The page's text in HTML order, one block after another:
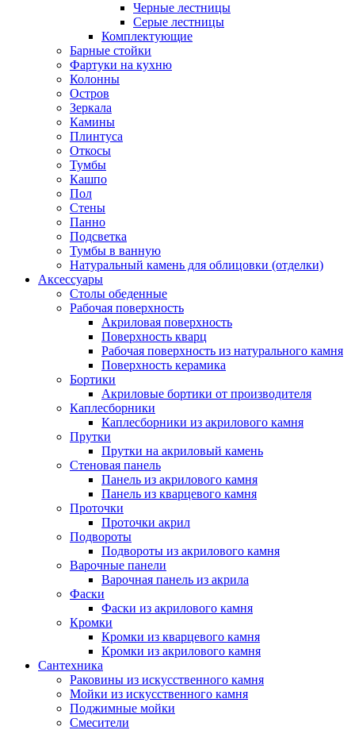
Черные лестницы
Серые лестницы
Комплектующие
Барные стойки
Фартуки на кухню
Колонны
Остров
Зеркала
Камины
Плинтуса
Откосы
Тумбы
Кашпо
Пол
Стены
Панно
Подсветка
Тумбы в ванную
Натуральный камень для облицовки (отделки)
Аксессуары
Столы обеденные
Рабочая поверхность
Акриловая поверхность
Поверхность кварц
Рабочая поверхность из натурального камня
Поверхность керамика
Бортики
Акриловые бортики от производителя
Каплесборники
Каплесборники из акрилового камня
Прутки
Прутки на акриловый камень
Стеновая панель
Панель из акрилового камня
Панель из кварцевого камня
Проточки
Проточки акрил
Подвороты
Подвороты из акрилового камня
Варочные панели
Варочная панель из акрила
Фаски
Фаски из акрилового камня
Кромки
Кромки из кварцевого камня
Кромки из акрилового камня
Сантехника
Раковины из искусственного камня
Мойки из искусственного камня
Поджимные мойки
Смесители